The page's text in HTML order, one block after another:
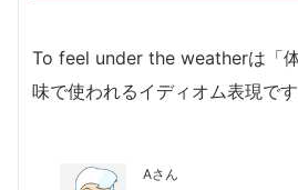
To feel under the weatherは「
味で使われるイディオム表現です
Aさん